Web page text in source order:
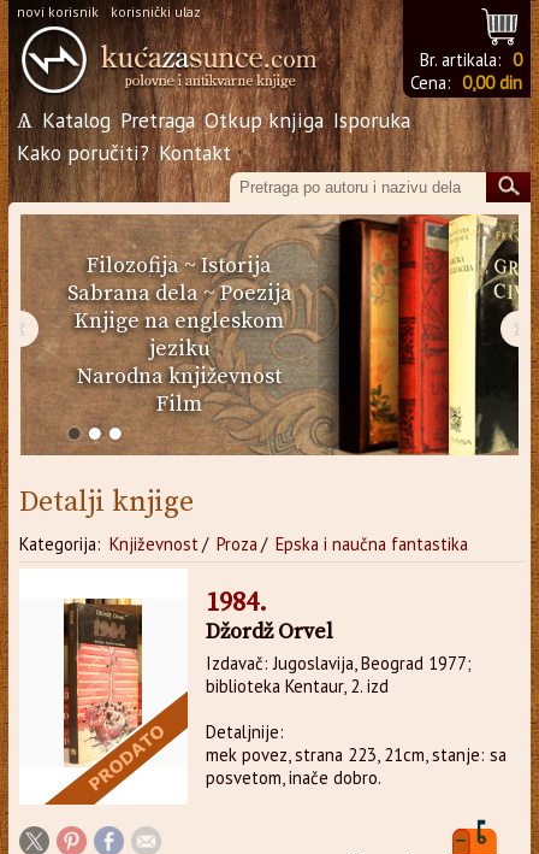
novi korisnik korisnički ulaz
Br. artikala: 0
Cena: 0,00 din
Ѧ Katalog Pretraga Otkup knjiga Isporuka
Kako poručiti? Kontakt
Filozofija~Istorija
Sabrana dela~Poezija
Knjige na engleskom
jeziku
Narodna književnost
Film
‹ ›
Detalji knjige
Kategorija: Književnost/ Proza/ Epska i naučna fantastika
1984.
Džordž Orvel
Izdavač: Jugoslavija, Beograd 1977;
biblioteka Kentaur, 2. izd
Detaljnije:
mek povez, strana 223, 21cm, stanje: sa
posvetom, inače dobro.